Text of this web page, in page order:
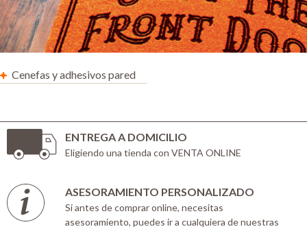
Cenefas y adhesivos pared
ENTREGA A DOMICILIO
Eligiendo una tienda con VENTA ONLINE
ASESORAMIENTO PERSONALIZADO
Si antes de comprar online, necesitas
asesoramiento, puedes ir a cualquiera de nuestras